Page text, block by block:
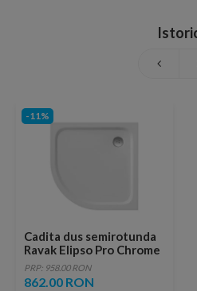
-11%
Cadita dus semirotunda
Ravak Elipso Pro Chrome
80x80xH3 cm, marmura
sintetica
PRP: 958.00 RON
862.00 RON